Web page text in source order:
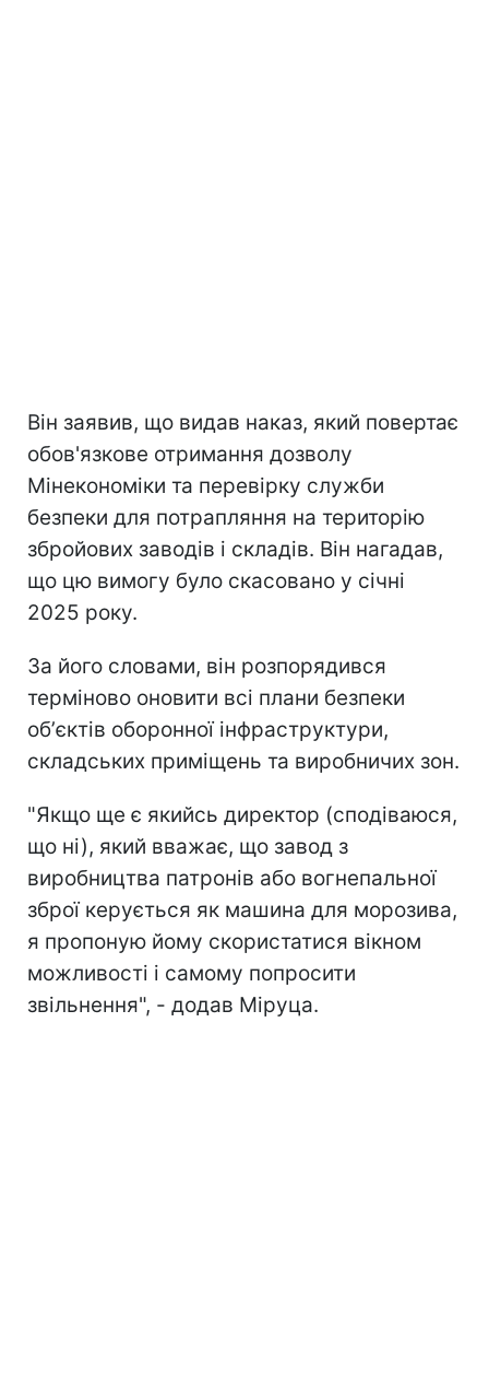
Він заявив, що видав наказ, який повертає
обов'язкове отримання дозволу
Мінекономіки та перевірку служби
безпеки для потрапляння на територію
збройових заводів і складів. Він нагадав,
що цю вимогу було скасовано у січні
2025 року.
За його словами, він розпорядився
терміново оновити всі плани безпеки
обʼєктів оборонної інфраструктури,
складських приміщень та виробничих зон.
"Якщо ще є якийсь директор (сподіваюся,
що ні), який вважає, що завод з
виробництва патронів або вогнепальної
зброї керується як машина для морозива,
я пропоную йому скористатися вікном
можливості і самому попросити
звільнення", - додав Міруца.